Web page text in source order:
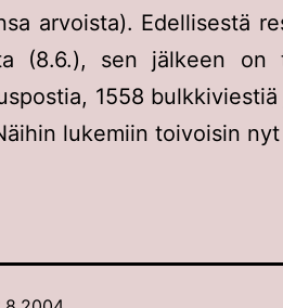
arvoista). Edellisestä
(8.6.), sen jälkeen on
1558
lukemiin toivoisin nyt